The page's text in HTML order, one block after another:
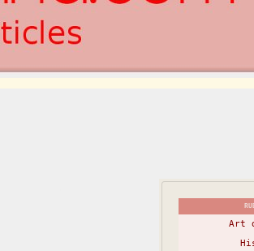
Art